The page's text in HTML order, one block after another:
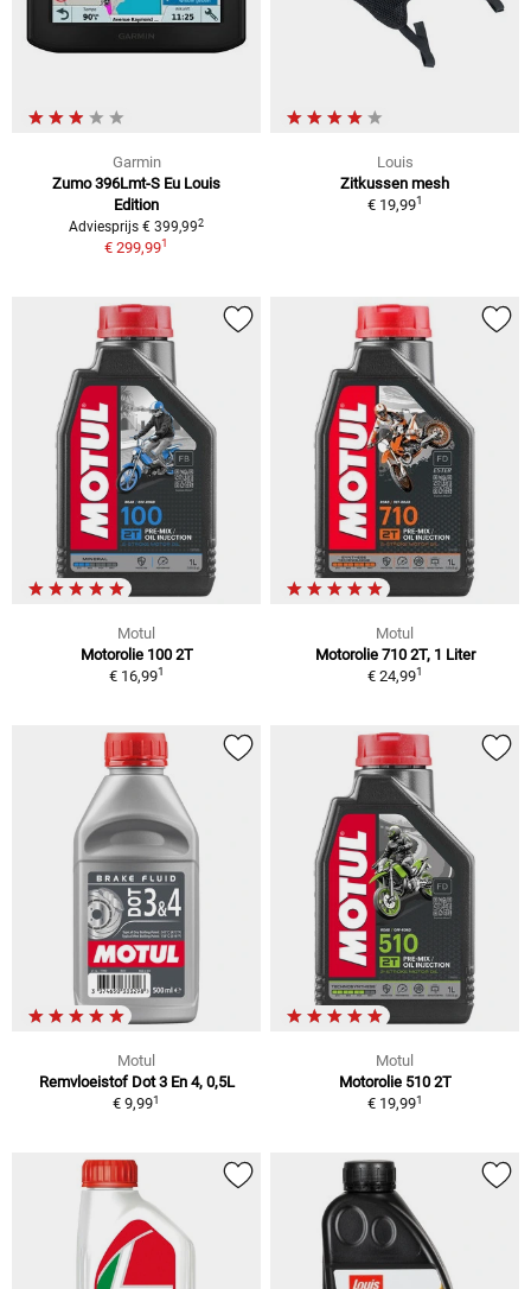
Garmin
Zumo 396Lmt-S Eu Louis
Edition
Adviesprijs € 399,992
€ 299,991
Louis
Zitkussen mesh
€ 19,991
Motul
Motorolie 100 2T
€ 16,991
Motul
Motorolie 710 2T, 1 Liter
€ 24,991
Motul
Remvloeistof Dot 3 En 4, 0,5L
€ 9,991
Motul
Motorolie 510 2T
€ 19,991